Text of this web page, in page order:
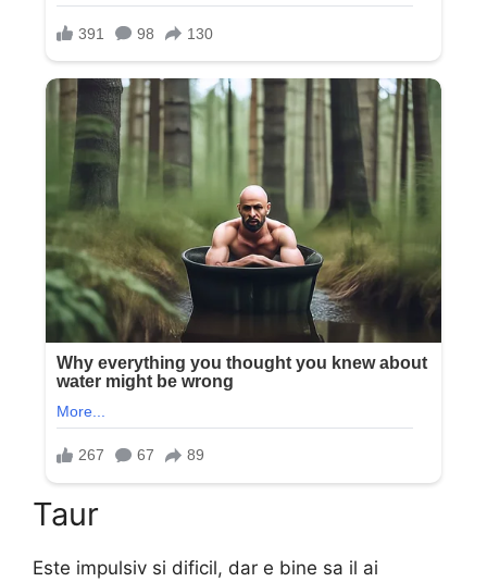
Taur
Este impulsiv si dificil, dar e bine sa il ai